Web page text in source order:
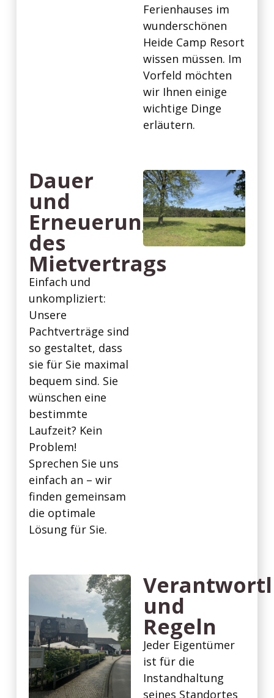
Ferienhauses im
wunderschönen
Heide Camp Resort
wissen müssen. Im
Vorfeld möchten
wir Ihnen einige
wichtige Dinge
erläutern.
Dauer
und
Erneuerung
des
Mietvertrags
Einfach und
unkompliziert:
Unsere
Pachtverträge sind
so gestaltet, dass
sie für Sie maximal
bequem sind. Sie
wünschen eine
bestimmte
Laufzeit? Kein
Problem!
Sprechen Sie uns
einfach an – wir
finden gemeinsam
die optimale
Lösung für Sie.
und
Regeln
Jeder Eigentümer
ist für die
Instandhaltung
seines Standortes